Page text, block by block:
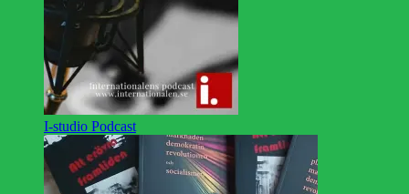
I-studio Podcast